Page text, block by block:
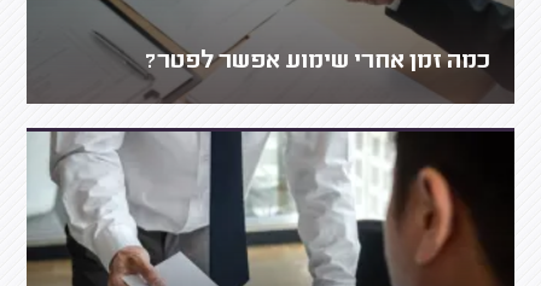
כמה זמן אחרי שימוע אפשר לפטר?